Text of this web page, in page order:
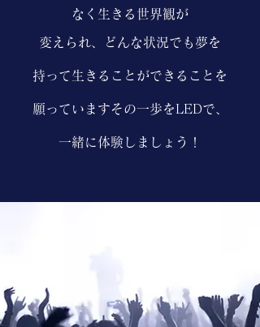
なく生きる世界観が
変えられ、どんな状況でも夢を
持って生きることができることを
願っていますその一歩をLEDで、
一緒に体験しましょう！